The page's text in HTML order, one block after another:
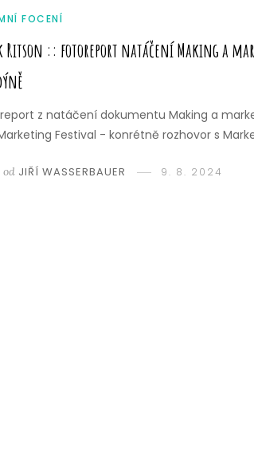
FOCENÍ
Ritson :: fotoreport natáčení Making a
z natáčení dokumentu Making a
Festival - konrétně rozhovor s
od JIŘÍ WASSERBAUER 9. 8. 2024